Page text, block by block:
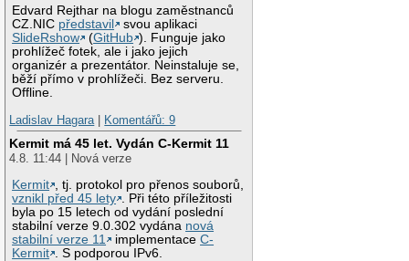
Edvard Rejthar na blogu zaměstnanců
CZ.NIC představil
svou aplikaci
SlideRshow
(GitHub ). Funguje jako
prohlížeč fotek, ale i jako jejich
organizér a prezentátor. Neinstaluje se,
běží přímo v prohlížeči. Bez serveru.
Offline.
Ladislav Hagara | Komentářů: 9
Kermit má 45 let. Vydán C-Kermit 11
4.8. 11:44 | Nová verze
Kermit , tj. protokol pro přenos souborů,
vznikl před 45 lety . Při této příležitosti
byla po 15 letech od vydání poslední
stabilní verze 9.0.302 vydána nová
stabilní verze 11
implementaceC-
Kermit . S podporou IPv6.